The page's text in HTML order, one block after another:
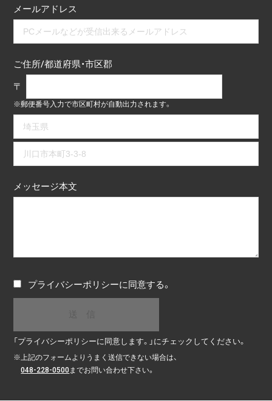
メールアドレス
ご住所/都道府県・市区郡
〒
※郵便番号入力で市区町村が自動出力されます。
メッセージ本文
プライバシーポリシーに同意する。
「プライバシーポリシーに同意します。」にチェックしてください。
※上記のフォームよりうまく送信できない場合は、
048-228-0500までお問い合わせ下さい。